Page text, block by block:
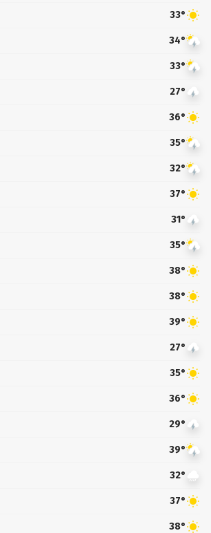
33°
34°
33°
27°
36°
35°
32°
37°
31°
35°
38°
38°
39°
27°
35°
36°
29°
39°
32°
37°
38°